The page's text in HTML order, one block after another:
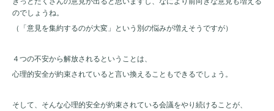
のでしょうね。
（「意見を集約するのが大変」という別の悩みが増えそうですが）
４つの不安から解放されるということは、
心理的安全が約束されていると言い換えることもできるでしょう。
そして、そんな心理的安全が約束されている会議をやり続けることが、